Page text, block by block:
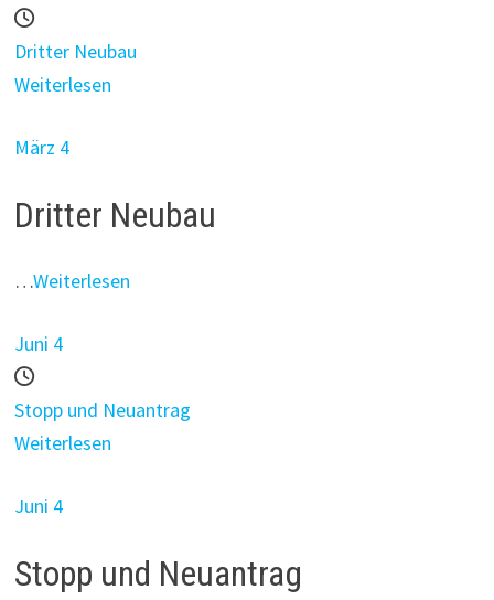
Dritter Neubau
Weiterlesen
März 4
Dritter Neubau
…Weiterlesen
Juni 4
Stopp und Neuantrag
Weiterlesen
Juni 4
Stopp und Neuantrag